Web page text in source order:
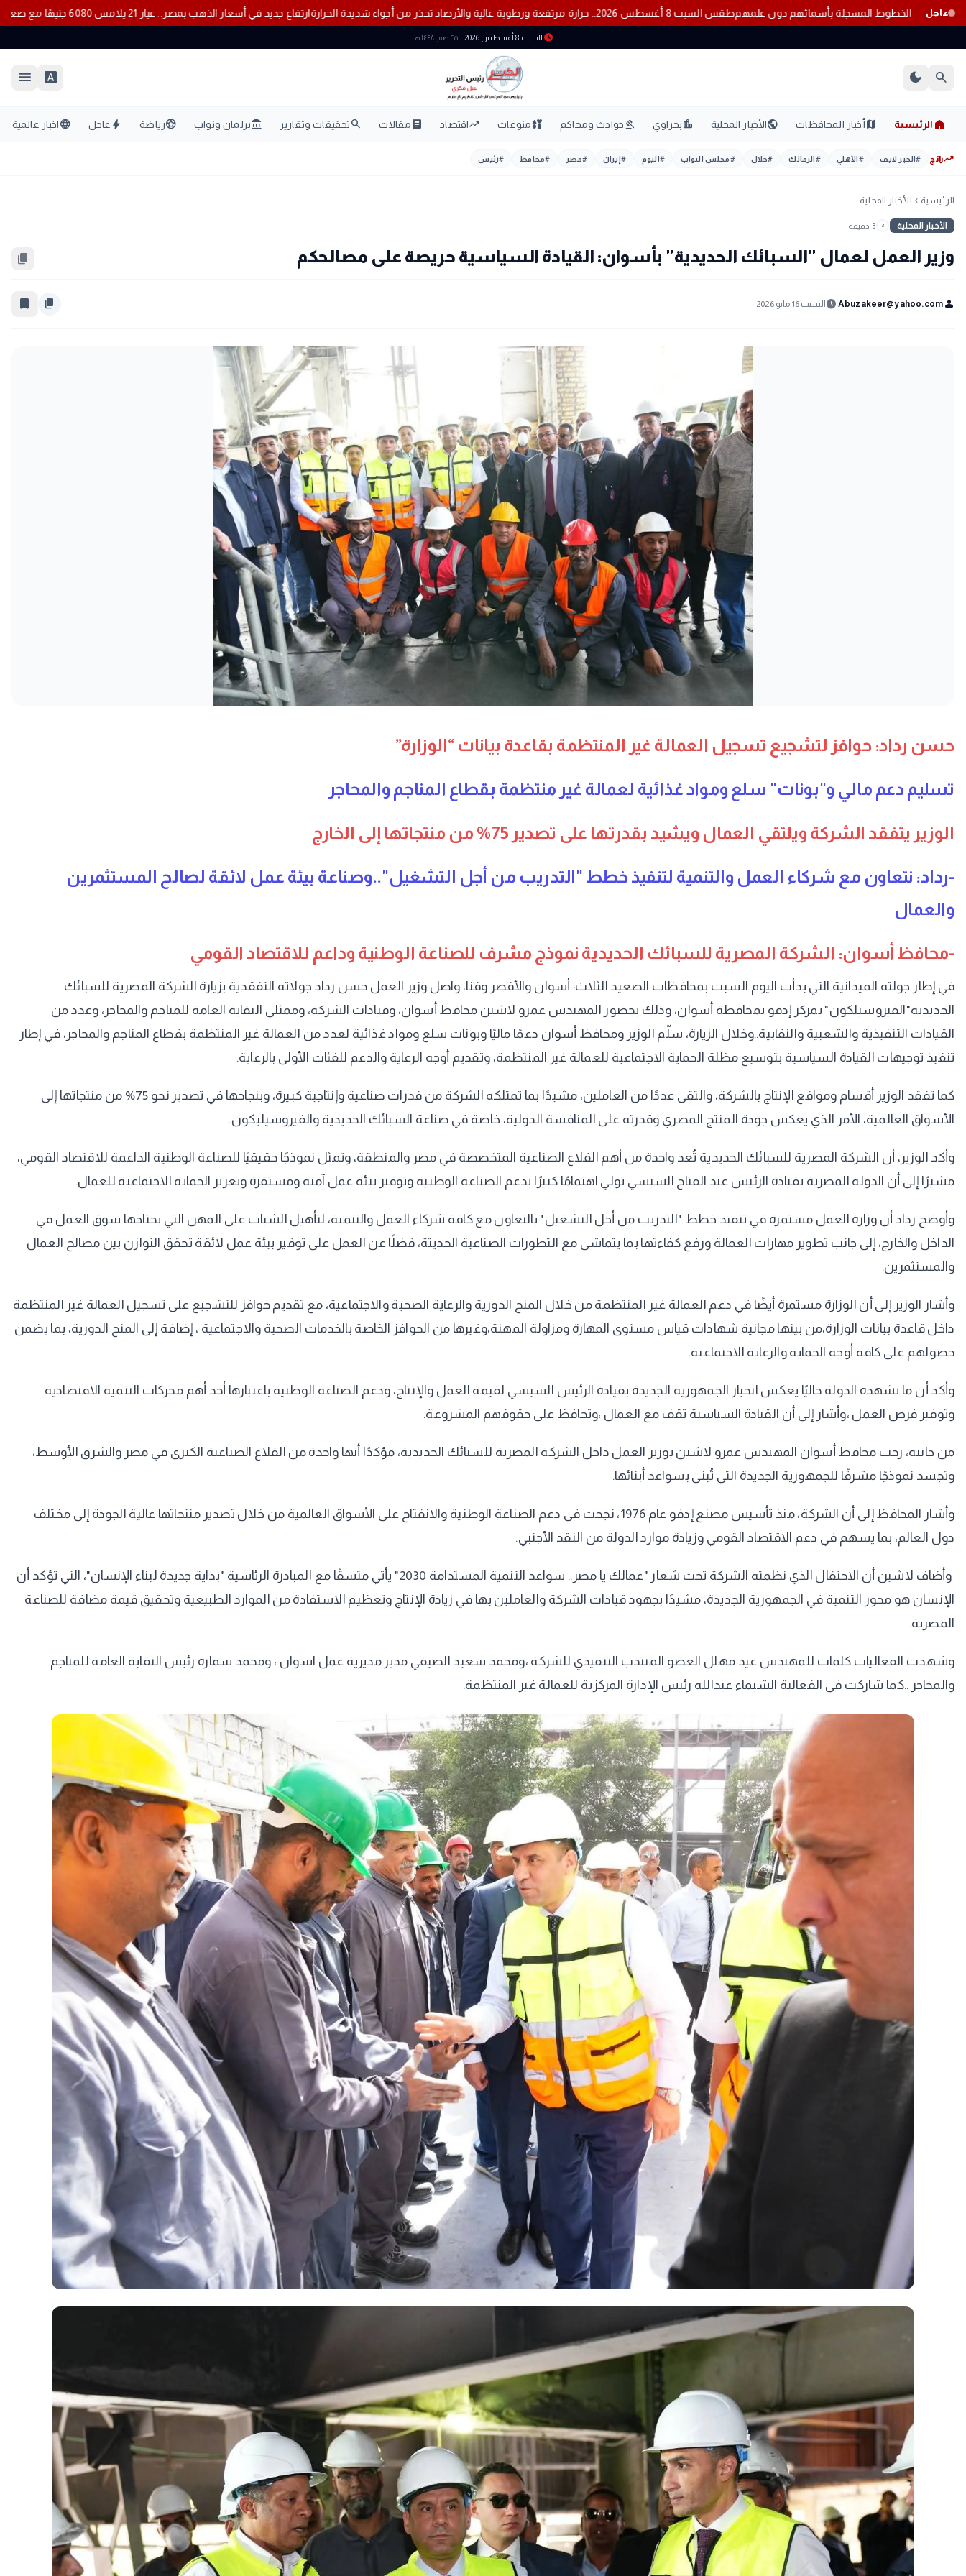
عاجل
الاتصالات يوضح موقف المواطنين من الخطوط المسجلة بأسمائهم دون علمهمطقس السبت 8 أغسطس 2026.. حرارة مرتفعة ورطوبة عالية والأرصاد تحذر من أجواء شديدة الحرارة ارتفاع جديد في أسعار الذهب بمصر.. عيار 21 يلامس 6080 جنيهًا مع صعود الأوقية عالميًا
schedule السبت 8 أغسطس 2026 ٢٥ صفر ١٤٤٨ هـ
search
dark_mode
font_download
menu
home الرئيسية mapأخبار المحافظات publicالأخبار المحلية location_cityبحراوي gavelحوادث ومحاكم interestsمنوعات trending_upاقتصاد articleمقالات searchتحقيقات وتقارير account_balanceبرلمان ونواب sports_soccerرياضة bolt عاجل languageاخبار عالمية
trending_upرائج #الخبر لايف #الأهلي #الزمالك #خلال #مجلس النواب #اليوم #إيران #مصر #محافظ #رئيس
الرئيسية chevron_left الأخبار المحلية
الأخبار المحلية 3 3 دقيقة
وزير العمل لعمال "السبائك الحديدية" بأسوان: القيادة السياسية حريصة على مصالحكم content_copy
person
Abuzakeer@yahoo.com
schedule السبت 16 مايو 2026 content_copy
bookmark_border
حسن رداد: حوافز لتشجيع تسجيل العمالة غير المنتظمة بقاعدة بيانات “الوزارة”
تسليم دعم مالي و"بونات" سلع ومواد غذائية لعمالة غير منتظمة بقطاع المناجم والمحاجر
الوزير يتفقد الشركة ويلتقي العمال ويشيد بقدرتها على تصدير 75% من منتجاتها إلى الخارج
-رداد: نتعاون مع شركاء العمل والتنمية لتنفيذ خطط "التدريب من أجل التشغيل"..وصناعة بيئة عمل لائقة لصالح المستثمرين
والعمال
-محافظ أسوان: الشركة المصرية للسبائك الحديدية نموذج مشرف للصناعة الوطنية وداعم للاقتصاد القومي
في إطار جولته الميدانية التي بدأت اليوم السبت بمحافظات الصعيد الثلاث: أسوان والأقصر وقنا، واصل وزير العمل حسن رداد جولاته التفقدية بزيارة الشركة المصرية للسبائك
الحديدية"الفيروسيلكون" بمركز إدفو بمحافظة أسوان، وذلك بحضور المهندس عمرو لاشين محافظ أسوان، وقيادات الشركة، وممثلي النقابة العامة للمناجم والمحاجر، وعدد من
القيادات التنفيذية والشعبية والنقابية..وخلال الزيارة، سلّم الوزير ومحافظ أسوان دعمًا ماليًا وبونات سلع ومواد غذائية لعدد من العمالة غير المنتظمة بقطاع المناجم والمحاجر، في إطار
تنفيذ توجيهات القيادة السياسية بتوسيع مظلة الحماية الاجتماعية للعمالة غير المنتظمة، وتقديم أوجه الرعاية والدعم للفئات الأولى بالرعاية.
كما تفقد الوزير أقسام ومواقع الإنتاج بالشركة، والتقى عددًا من العاملين، مشيدًا بما تمتلكه الشركة من قدرات صناعية وإنتاجية كبيرة، وبنجاحها في تصدير نحو 75% من منتجاتها إلى
الأسواق العالمية، الأمر الذي يعكس جودة المنتج المصري وقدرته على المنافسة الدولية، خاصة في صناعة السبائك الحديدية والفيروسيليكون..
وأكد الوزير، أن الشركة المصرية للسبائك الحديدية تُعد واحدة من أهم القلاع الصناعية المتخصصة في مصر والمنطقة، وتمثل نموذجًا حقيقيًا للصناعة الوطنية الداعمة للاقتصاد القومي،
مشيرًا إلى أن الدولة المصرية بقيادة الرئيس عبد الفتاح السيسي تولي اهتمامًا كبيرًا بدعم الصناعة الوطنية وتوفير بيئة عمل آمنة ومستقرة وتعزيز الحماية الاجتماعية للعمال.
وأوضح رداد أن وزارة العمل مستمرة في تنفيذ خطط "التدريب من أجل التشغيل" بالتعاون مع كافة شركاء العمل والتنمية، لتأهيل الشباب على المهن التي يحتاجها سوق العمل في
الداخل والخارج، إلى جانب تطوير مهارات العمالة ورفع كفاءتها بما يتماشى مع التطورات الصناعية الحديثة، فضلًا عن العمل على توفير بيئة عمل لائقة تحقق التوازن بين مصالح العمال
والمستثمرين.
وأشار الوزير إلى أن الوزارة مستمرة أيضًا في دعم العمالة غير المنتظمة من خلال المنح الدورية والرعاية الصحية والاجتماعية، مع تقديم حوافز للتشجيع على تسجيل العمالة غير المنتظمة
داخل قاعدة بيانات الوزارة،من بينها مجانية شهادات قياس مستوى المهارة ومزاولة المهنة،وغيرها من الحوافز الخاصة بالخدمات الصحية والاجتماعية ، إضافة إلى المنح الدورية، بما يضمن
حصولهم على كافة أوجه الحماية والرعاية الاجتماعية.
وأكد أن ما تشهده الدولة حاليًا يعكس انحياز الجمهورية الجديدة بقيادة الرئيس السيسي لقيمة العمل والإنتاج، ودعم الصناعة الوطنية باعتبارها أحد أهم محركات التنمية الاقتصادية
وتوفير فرص العمل ،وأشار إلى أن القيادة السياسية تقف مع العمال ،وتحافظ على حقوقهم المشروعة.
من جانبه، رحب محافظ أسوان المهندس عمرو لاشين بوزير العمل داخل الشركة المصرية للسبائك الحديدية، مؤكدًا أنها واحدة من القلاع الصناعية الكبرى في مصر والشرق الأوسط،
وتجسد نموذجًا مشرفًا للجمهورية الجديدة التي تُبنى بسواعد أبنائها.
وأشار المحافظ إلى أن الشركة، منذ تأسيس مصنع إدفو عام 1976، نجحت في دعم الصناعة الوطنية والانفتاح على الأسواق العالمية من خلال تصدير منتجاتها عالية الجودة إلى مختلف
دول العالم، بما يسهم في دعم الاقتصاد القومي وزيادة موارد الدولة من النقد الأجنبي.
وأضاف لاشين أن الاحتفال الذي نظمته الشركة تحت شعار "عمالك يا مصر.. سواعد التنمية المستدامة 2030" يأتي متسقًا مع المبادرة الرئاسية "بداية جديدة لبناء الإنسان"، التي تؤكد أن
الإنسان هو محور التنمية في الجمهورية الجديدة، مشيدًا بجهود قيادات الشركة والعاملين بها في زيادة الإنتاج وتعظيم الاستفادة من الموارد الطبيعية وتحقيق قيمة مضافة للصناعة
المصرية.
وشهدت الفعاليات كلمات للمهندس عيد مهلل العضو المنتدب التنفيذي للشركة ،ومحمد سعيد الصيفي مدير مديرية عمل اسوان ، ومحمد سمارة رئيس النقابة العامة للمناجم
والمحاجر ..كما شاركت في الفعالية الشيماء عبدالله رئيس الإدارة المركزية للعمالة غير المنتظمة.